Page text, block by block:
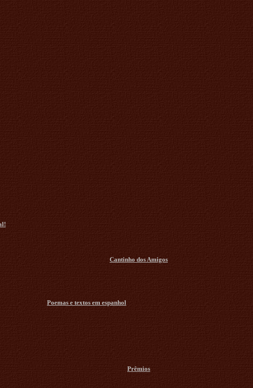
Cantinho dos Amigos
Poemas e textos em espanhol
Prêmios